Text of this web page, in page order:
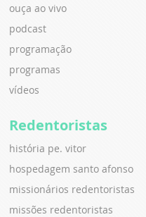
ouça ao vivo
podcast
programação
programas
vídeos
Redentoristas
história pe. vitor
hospedagem santo afonso
missionários redentoristas
missões redentoristas